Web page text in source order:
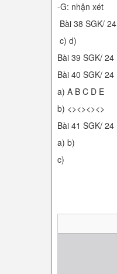
-G: nhận xét
Bài 38 SGK/ 24
c) d)
Bài 39 SGK/ 24
Bài 40 SGK/ 24
a) A B C D E
b) <><><><>
Bài 41 SGK/ 24
a) b)
c)